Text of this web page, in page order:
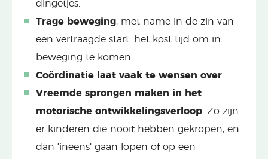
dingetjes.
Trage beweging, met name in de zin van
een vertraagde start: het kost tijd om in
beweging te komen.
Coördinatie laat vaak te wensen over
Vreemde sprongen maken in het
motorische ontwikkelingsverloop . Zo zijn
er kinderen die nooit hebben gekropen, en
dan ‘ineens’ gaan lopen of op een